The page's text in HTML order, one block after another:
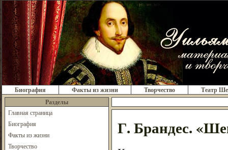
Биография Факты из жизни Творчество
Театр
Разделы
Главная страница
Биография
Факты из жизни
Творчество
Г. Брандес.